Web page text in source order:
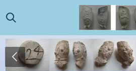
Ga
direct
naar
de
hoofdinhoud